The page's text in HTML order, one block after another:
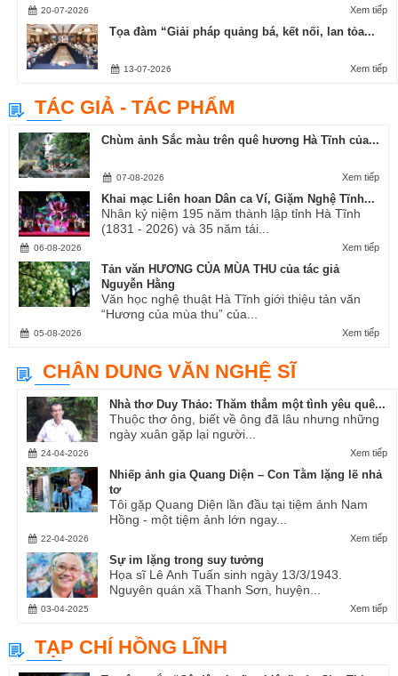
Xem tiếp
20-07-2026
Tọa đàm “Giải pháp quảng bá, kết nối, lan tỏa...
Xem tiếp
13-07-2026
TÁC GIẢ - TÁC PHẨM
Chùm ảnh Sắc màu trên quê hương Hà Tĩnh của...
Xem tiếp
07-08-2026
Khai mạc Liên hoan Dân ca Ví, Giặm Nghệ Tĩnh...
Nhân kỷ niệm 195 năm thành lập tỉnh Hà Tĩnh
(1831 - 2026) và 35 năm tái...
Xem tiếp
06-08-2026
Tản văn HƯƠNG CỦA MÙA THU của tác giả
Nguyễn Hằng
Văn học nghệ thuật Hà Tĩnh giới thiệu tản văn
“Hương của mùa thu” của...
Xem tiếp
05-08-2026
CHÂN DUNG VĂN NGHỆ SĨ
Nhà thơ Duy Thảo: Thăm thẳm một tình yêu quê...
Thuộc thơ ông, biết về ông đã lâu nhưng những
ngày xuân gặp lại người...
Xem tiếp
24-04-2026
Nhiếp ảnh gia Quang Diện – Con Tằm lặng lẽ nhả
tơ
Tôi gặp Quang Diện lần đầu tại tiệm ảnh Nam
Hồng - một tiệm ảnh lớn ngay...
Xem tiếp
22-04-2026
Sự im lặng trong suy tưởng
Họa sĩ Lê Anh Tuấn sinh ngày 13/3/1943.
Nguyên quán xã Thanh Sơn, huyện...
Xem tiếp
03-04-2025
TẠP CHÍ HỒNG LĨNH